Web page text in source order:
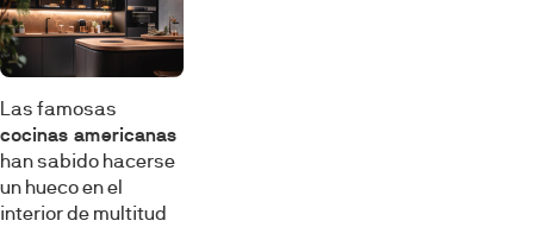
Las famosas
cocinas americanas
han sabido hacerse
un hueco en el
interior de multitud